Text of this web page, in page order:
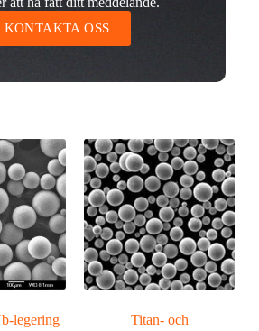
KONTAKTA OSS
legering
Titan- och